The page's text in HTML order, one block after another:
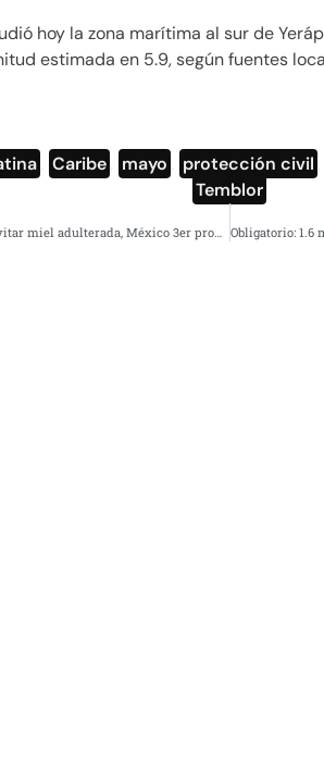
hoy la zona marítima al sur de
estimada en 5.9, según fuentes
Caribe mayo protección civil
Temblor
Lanzan norma para evitar miel adulterada, México 3er productor mundial